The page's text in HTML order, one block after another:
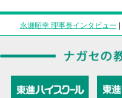
永瀬昭幸 理事長インタビュー |